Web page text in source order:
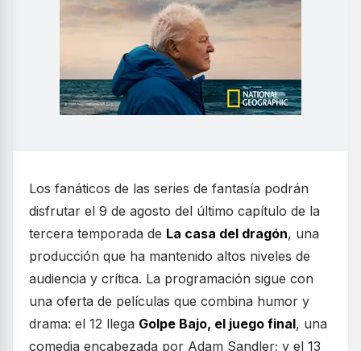
Los fanáticos de las series de fantasía podrán
disfrutar el 9 de agosto del último capítulo de la
tercera temporada de La casa del dragón, una
producción que ha mantenido altos niveles de
audiencia y crítica. La programación sigue con
una oferta de películas que combina humor y
drama: el 12 llega Golpe Bajo, el juego final, una
comedia encabezada por Adam Sandler; y el 13